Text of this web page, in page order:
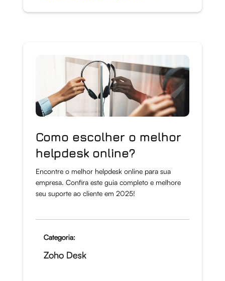
Como escolher o melhor
helpdesk online?
Encontre o melhor helpdesk online para sua
empresa. Confira este guia completo e melhore
seu suporte ao cliente em 2025!
Categoria:
Zoho Desk